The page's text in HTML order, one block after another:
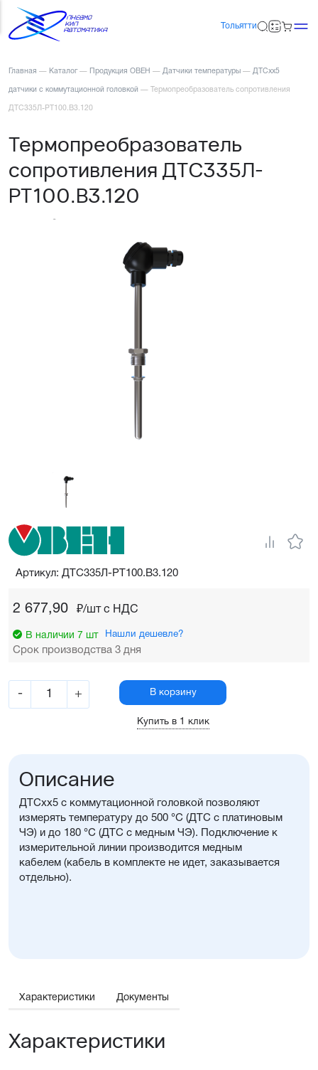
Тольятти
Главная — Каталог — Продукция ОВЕН — Датчики температуры — ДТСхх5
датчики с коммутационной головкой — Термопреобразователь сопротивления
ДТС335Л-РТ100.В3.120
Термопреобразователь
сопротивления ДТС335Л-
РТ100.В3.120
2 677,90 ₽/шт c НДС
В наличии 7 шт Нашли дешевле?
Срок производства 3 дня
- + В корзину
Купить в 1 клик
Артикул: ДТС335Л-РТ100.В3.120
Описание
ДТСхх5 с коммутационной головкой позволяют
измерять температуру до 500 °С (ДТС с платиновым
ЧЭ) и до 180 °С (ДТС с медным ЧЭ). Подключение к
измерительной линии производится медным
кабелем (кабель в комплекте не идет, заказывается
отдельно).
Характеристики Документы
Характеристики